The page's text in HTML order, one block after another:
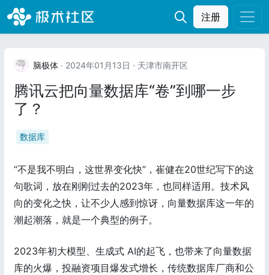
注册
脑极体 · 2024年01月13日 · 天津市南开区
腾讯云把向量数据库“卷”到哪一步
了？
数据库
“不是我不明白，这世界变化快”，崔健在20世纪写下的这
句歌词，放在刚刚过去的2023年，也同样适用。技术风
向的变化之快，让不少人感到惊讶，向量数据库这一年的
潮起潮落，就是一个典型的例子。
2023年初大模型、生成式 AI的起飞，也带来了向量数据
库的火爆，投融资项目爆发式增长，传统数据库厂商和公